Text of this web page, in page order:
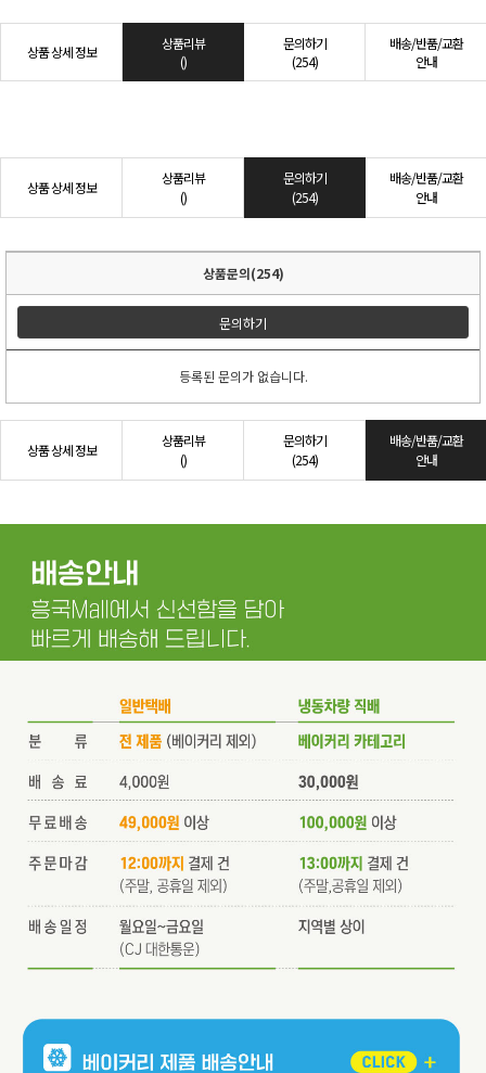
상품 상세 정보
상품리뷰
()
문의하기
(254)
배송/반품/교환
안내
상품 상세 정보
상품리뷰
()
문의하기
(254)
배송/반품/교환
안내
상품문의(254)
문의하기
등록된 문의가 없습니다.
상품 상세 정보
상품리뷰
()
문의하기
(254)
배송/반품/교환
안내